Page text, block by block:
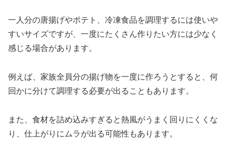
一人分の唐揚げやポテト、冷凍食品を調理するには使いや
すいサイズですが、一度にたくさん作りたい方には少なく
感じる場合があります。
例えば、家族全員分の揚げ物を一度に作ろうとすると、何
回かに分けて調理する必要が出ることもあります。
また、食材を詰め込みすぎると熱風がうまく回りにくくな
り、仕上がりにムラが出る可能性もあります。